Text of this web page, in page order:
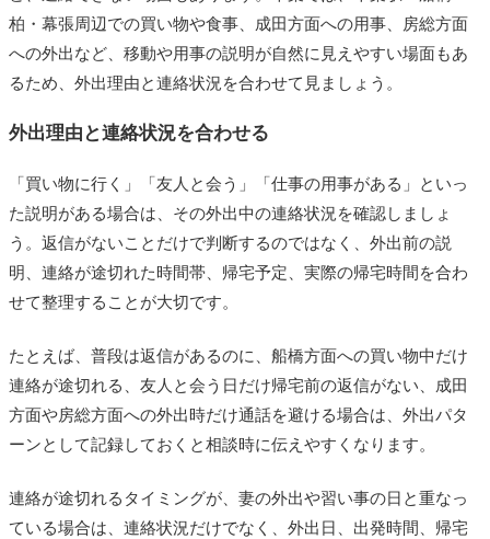
柏・幕張周辺での買い物や食事、成田方面への用事、房総方面
への外出など、移動や用事の説明が自然に見えやすい場面もあ
るため、外出理由と連絡状況を合わせて見ましょう。
外出理由と連絡状況を合わせる
「買い物に行く」「友人と会う」「仕事の用事がある」といっ
た説明がある場合は、その外出中の連絡状況を確認しましょ
う。返信がないことだけで判断するのではなく、外出前の説
明、連絡が途切れた時間帯、帰宅予定、実際の帰宅時間を合わ
せて整理することが大切です。
たとえば、普段は返信があるのに、船橋方面への買い物中だけ
連絡が途切れる、友人と会う日だけ帰宅前の返信がない、成田
方面や房総方面への外出時だけ通話を避ける場合は、外出パタ
ーンとして記録しておくと相談時に伝えやすくなります。
連絡が途切れるタイミングが、妻の外出や習い事の日と重なっ
ている場合は、連絡状況だけでなく、外出日、出発時間、帰宅